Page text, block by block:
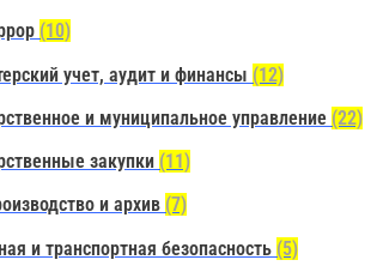
(10)
учет, аудит и финансы (12)
и муниципальное управление (22)
закупки (11)
и архив (7)
и транспортная безопасность (5)